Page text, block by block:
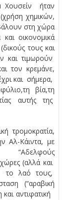
ήταν
(χρήση χημικών,
στη χώρα
οικονομικά
τους και
και τιμωρούν
τον κρεμάνε,
και σήμερα,
βία,τη
αυτής της
τρομοκρατία,
Αλ-Κάιντα, με
(αλλά και
το λαό τους,
(“αραβική
αντιφατική